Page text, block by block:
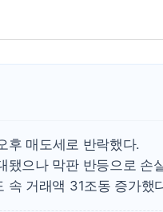
후 매도세로 반락했다.
됐으나 막판 반등으로 손
속 거래액 31조동 증가했